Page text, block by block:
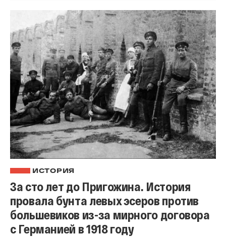
ИСТОРИЯ
За сто лет до Пригожина. История
провала бунта левых эсеров против
большевиков из-за мирного договора
с Германией в 1918 году